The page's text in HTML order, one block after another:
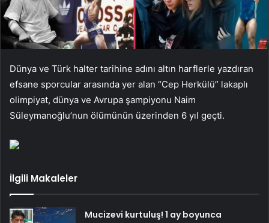
Dünya ve Türk halter tarihine adını altın harflerle yazdıran
efsane sporcular arasında yer alan “Cep Herkülü” lakaplı
olimpiyat, dünya ve Avrupa şampiyonu Naim
Süleymanoğlu’nun ölümünün üzerinden 6 yıl geçti.
İlgili Makaleler
Mucizevi kurtuluş! 1 ay boyunca